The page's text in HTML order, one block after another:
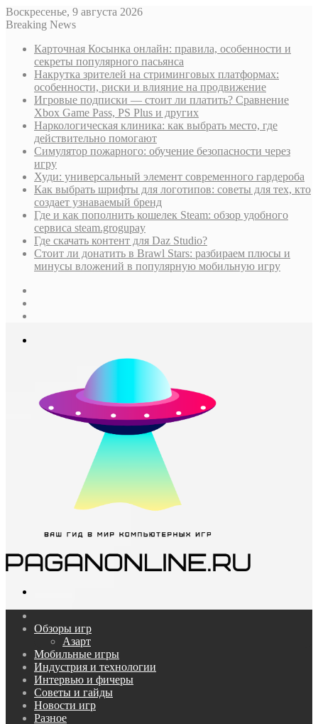
Воскресенье, 9 августа 2026
Breaking News
Карточная Косынка онлайн: правила, особенности и
секреты популярного пасьянса
Накрутка зрителей на стриминговых платформах:
особенности, риски и влияние на продвижение
Игровые подписки — стоит ли платить? Сравнение
Xbox Game Pass, PS Plus и других
Наркологическая клиника: как выбрать место, где
действительно помогают
Симулятор пожарного: обучение безопасности через
игру
Худи: универсальный элемент современного гардероба
Как выбрать шрифты для логотипов: советы для тех, кто
создает узнаваемый бренд
Где и как пополнить кошелек Steam: обзор удобного
сервиса steam.grogupay
Где скачать контент для Daz Studio?
Стоит ли донатить в Brawl Stars: разбираем плюсы и
минусы вложений в популярную мобильную игру
Обзоры игр
Азарт
Мобильные игры
Индустрия и технологии
Интервью и фичеры
Советы и гайды
Новости игр
Разное